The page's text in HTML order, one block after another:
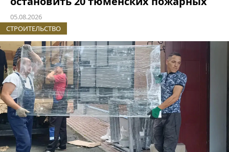
05.08.2026
СТРОИТЕЛЬСТВО